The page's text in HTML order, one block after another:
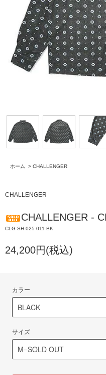
ホーム > CHALLENGER
CHALLENGER
CHALLENGER -
CLG-SH 025-011-BK
24,200円(税込)
カラー
サイズ